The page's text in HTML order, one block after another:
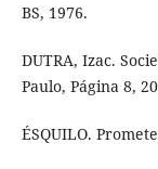
BS, 1976.
DUTRA, Izac.
Paulo, Página 8,
ÉSQUILO.